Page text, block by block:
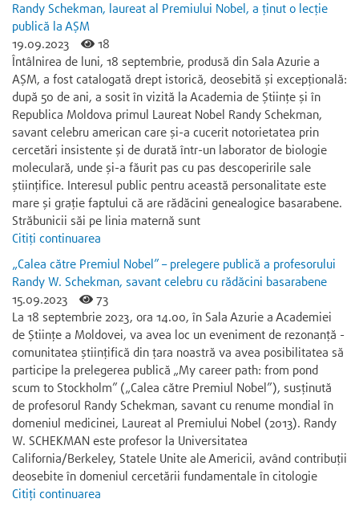
Randy Schekman, laureat al Premiului Nobel, a ținut o lecție
publică la AȘM
19.09.2023
18
Întâlnirea de luni, 18 septembrie, produsă din Sala Azurie a
AȘM, a fost catalogată drept istorică, deosebită și excepțională:
după 50 de ani, a sosit în vizită la Academia de Științe și în
Republica Moldova primul Laureat Nobel Randy Schekman,
savant celebru american care și-a cucerit notorietatea prin
cercetări insistente și de durată într-un laborator de biologie
moleculară, unde și-a făurit pas cu pas descoperirile sale
științifice. Interesul public pentru această personalitate este
mare și grație faptului că are rădăcini genealogice basarabene.
Străbunicii săi pe linia maternă sunt
Citiți continuarea
„Calea către Premiul Nobel” – prelegere publică a profesorului
Randy W. Schekman, savant celebru cu rădăcini basarabene
15.09.2023
73
La 18 septembrie 2023, ora 14.00, în Sala Azurie a Academiei
de Științe a Moldovei, va avea loc un eveniment de rezonanță -
comunitatea științifică din țara noastră va avea posibilitatea să
participe la prelegerea publică „My career path: from pond
scum to Stockholm” („Calea către Premiul Nobel”), susținută
de profesorul Randy Schekman, savant cu renume mondial în
domeniul medicinei, Laureat al Premiului Nobel (2013). Randy
W. SCHEKMAN este profesor la Universitatea
California/Berkeley, Statele Unite ale Americii, având contribuții
deosebite în domeniul cercetării fundamentale în citologie
Citiți continuarea